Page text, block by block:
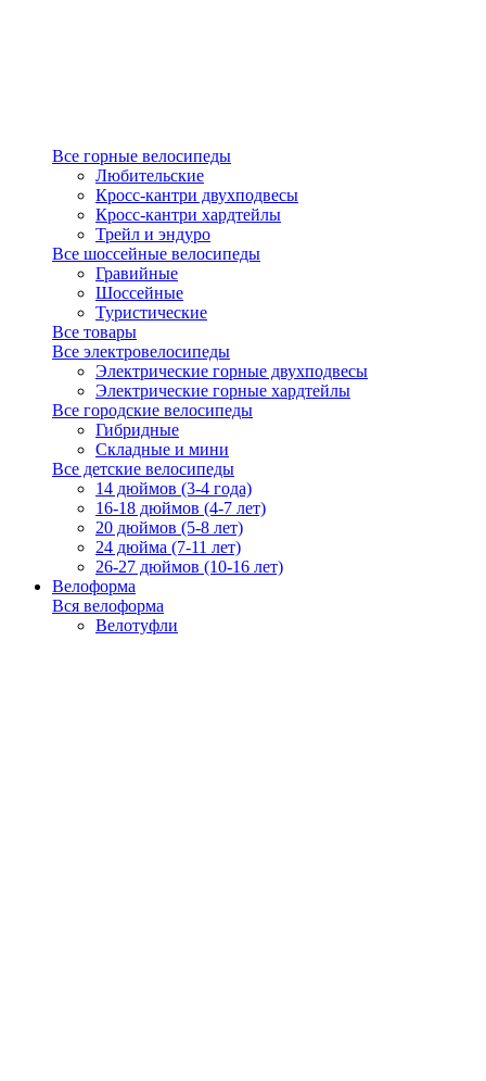
Все горные велосипеды
Любительские
Кросс-кантри двухподвесы
Кросс-кантри хардтейлы
Трейл и эндуро
Все шоссейные велосипеды
Гравийные
Шоссейные
Туристические
Все товары
Все электровелосипеды
Электрические горные двухподвесы
Электрические горные хардтейлы
Все городские велосипеды
Гибридные
Складные и мини
Все детские велосипеды
14 дюймов (3-4 года)
16-18 дюймов (4-7 лет)
20 дюймов (5-8 лет)
24 дюйма (7-11 лет)
26-27 дюймов (10-16 лет)
Велоформа
Вся велоформа
Велотуфли